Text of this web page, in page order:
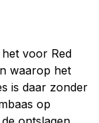
voor Red
waarop het
is daar zonder
op